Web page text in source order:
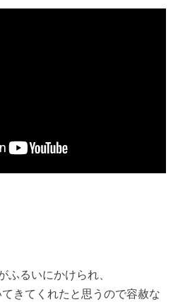
ふるいにかけられ、
きてくれたと思うので容赦な